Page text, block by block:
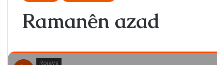
Ramanên azad